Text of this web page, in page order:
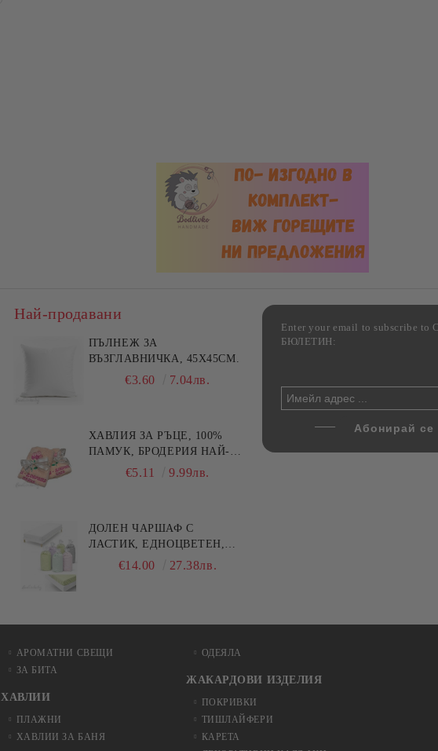
Калъфка за възглавница ,
едноцветна, 100% памук,
различни цветове по избор
€4.00 7.82лв.
Комплект за алкохолни
Най-продавани
ПЪЛНЕЖ ЗА
ВЪЗГЛАВНИЧКА, 45X45СМ.
€3.60 7.04лв.
ХАВЛИЯ ЗА РЪЦЕ, 100%
ПАМУК, БРОДЕРИЯ НАЙ-
ДОБАРАТА МАЙКА/БАБА ,
€5.11 9.99лв.
ДОЛЕН ЧАРШАФ С
ЛАСТИК, ЕДНОЦВЕТЕН,
100% ПАМУК, РАЗЛИЧНИ
€14.00 27.38лв.
Enter your email to subscribe
БЮЛЕТИН:
АРОМАТНИ СВЕЩИ
ЗА БИТА
ХАВЛИИ
ПЛАЖНИ
ХАВЛИИ ЗА БАНЯ
ОДЕЯЛА
ЖАКАРДОВИ ИЗДЕЛИЯ
ПОКРИВКИ
ТИШЛАЙФЕРИ
КАРЕТА